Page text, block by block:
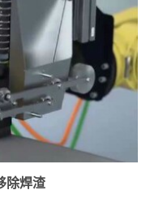
除焊渣